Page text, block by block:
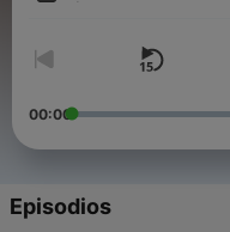
00:00
Episodios